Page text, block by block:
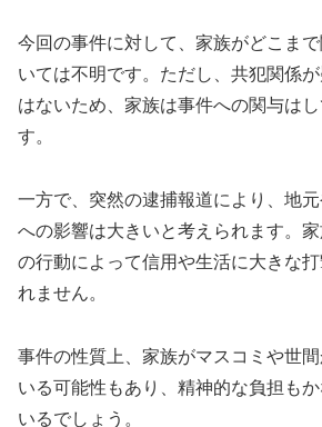
今回の事件に対して、家族がどこま
いては不明です。ただし、共犯関係
はないため、家族は事件への関与は
す。
一方で、突然の逮捕報道により、地
への影響は大きいと考えられます。
の行動によって信用や生活に大きな
れません。
事件の性質上、家族がマスコミや世
いる可能性もあり、精神的な負担も
いるでしょう。